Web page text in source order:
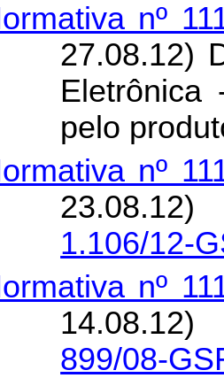
nº
27.08.12)
pelo
nº
23.08.12)
1.106/12-
nº
14.08.12)
899/08-